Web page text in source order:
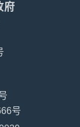
府
号